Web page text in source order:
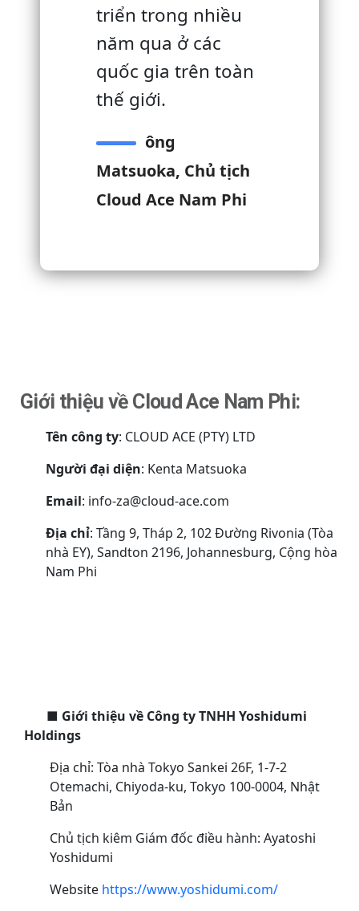
triển trong nhiều
năm qua ở các
quốc gia trên toàn
thế giới.
ông
Matsuoka, Chủ tịch
Cloud Ace Nam Phi
Giới thiệu về Cloud Ace Nam Phi:
Tên công ty: CLOUD ACE (PTY) LTD
Người đại diện: Kenta Matsuoka
Email: info-za@cloud-ace.com
Địa chỉ: Tầng 9, Tháp 2, 102 Đường Rivonia (Tòa
nhà EY), Sandton 2196, Johannesburg, Cộng hòa
Nam Phi
■ Giới thiệu về Công ty TNHH Yoshidumi
Holdings
Địa chỉ: Tòa nhà Tokyo Sankei 26F, 1-7-2
Otemachi, Chiyoda-ku, Tokyo 100-0004, Nhật
Bản
Chủ tịch kiêm Giám đốc điều hành: Ayatoshi
Yoshidumi
Website https://www.yoshidumi.com/